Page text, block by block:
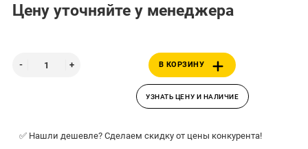
Цену уточняйте у менеджера
В КОРЗИНУ
УЗНАТЬ ЦЕНУ И НАЛИЧИЕ
✅ Нашли дешевле? Сделаем скидку от цены конкурента!